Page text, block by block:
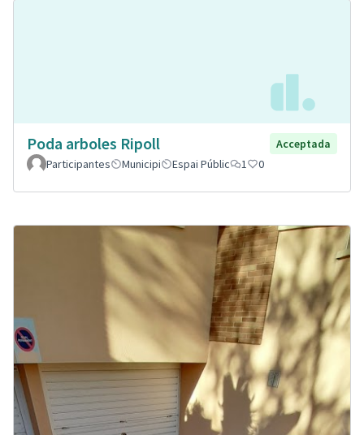
Poda arboles Ripoll
Acceptada
Participantes
Municipi Espai Públic 1 0